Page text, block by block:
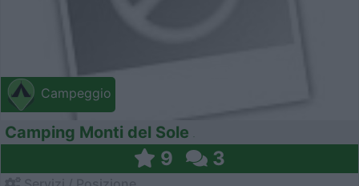
Campeggio
Camping Monti del Sole
9 3